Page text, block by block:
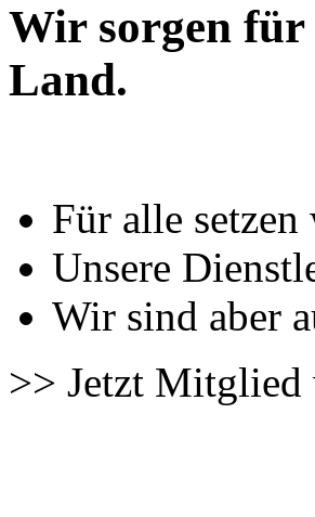
Wir sorgen
Land.
Für alle
Unsere
Wir sind aber
>> Jetzt Mitglied